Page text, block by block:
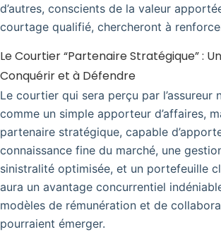
d’autres, conscients de la valeur
courtage qualifié, chercheront à
Le Courtier “Partenaire Stratégique” :
Conquérir et à Défendre
Le courtier qui sera perçu par l’assureur
comme un simple apporteur d’affaires,
partenaire stratégique, capable
connaissance fine du marché, une
sinistralité optimisée, et un portefeuille
aura un avantage concurrentiel
modèles de rémunération et de
pourraient émerger.